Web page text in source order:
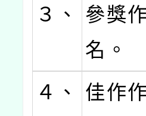
３、
參獎
名。
４、
佳作